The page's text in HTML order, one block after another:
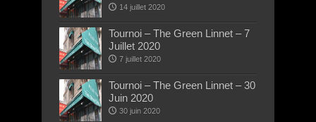
14 juillet 2020
Tournoi – The Green Linnet – 7
Juillet 2020
7 juillet 2020
Tournoi – The Green Linnet – 30
Juin 2020
30 juin 2020